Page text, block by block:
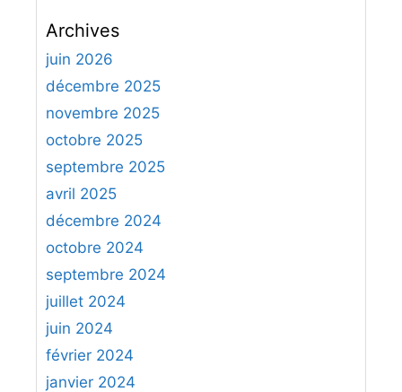
h
e
r
h
e
r
:
Archives
juin 2026
décembre 2025
novembre 2025
octobre 2025
septembre 2025
avril 2025
décembre 2024
octobre 2024
septembre 2024
juillet 2024
juin 2024
février 2024
janvier 2024